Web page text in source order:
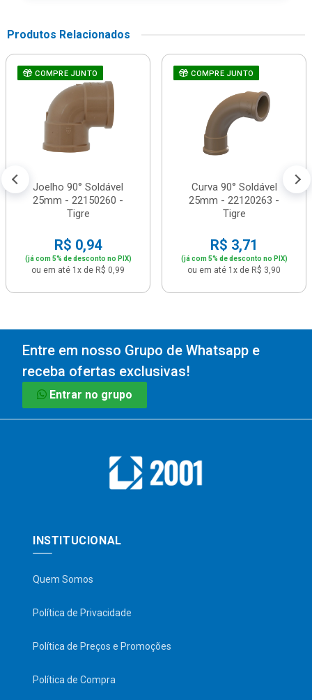
Produtos Relacionados
COMPRE JUNTO
Joelho 90° Soldável
25mm - 22150260 -
Tigre
R$ 0,94
(já com 5% de desconto no PIX)
ou em até 1x de R$ 0,99
COMPRE JUNTO
Curva 90° Soldável
25mm - 22120263 -
Tigre
R$ 3,71
(já com 5% de desconto no PIX)
ou em até 1x de R$ 3,90
Entre em nosso Grupo de Whatsapp e
receba ofertas exclusivas!
Entrar no grupo
INSTITUCIONAL
Quem Somos
Política de Privacidade
Política de Preços e Promoções
Política de Compra